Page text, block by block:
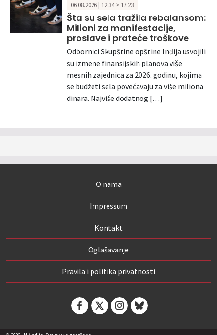
06.08.2026 | 12:34 > 17:23
Šta su sela tražila rebalansom:
Milioni za manifestacije,
proslave i prateće troškove
Odbornici Skupštine opštine Inđija usvojili
su izmene finansijskih planova više
mesnih zajednica za 2026. godinu, kojima
se budžeti sela povećavaju za više miliona
dinara. Najviše dodatnog […]
O nama
Impressum
Kontakt
Oglašavanje
Pravila i politika privatnosti